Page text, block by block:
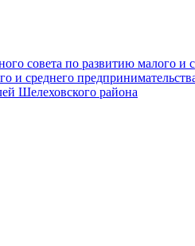
совета по развитию малого и
и среднего
Шелеховского района